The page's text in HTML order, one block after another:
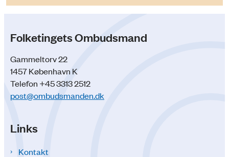
Folketingets Ombudsmand
Gammeltorv 22
1457 København K
Telefon +45 3313 2512
post@ombudsmanden.dk
Links
Kontakt